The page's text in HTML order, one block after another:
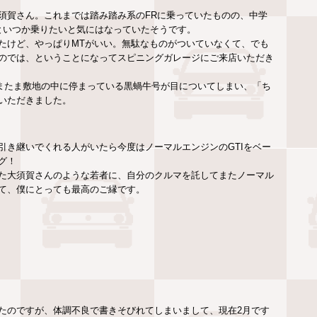
さん。これまでは踏み踏み系のFRに乗っていたものの、中学
つか乗りたいと気にはなっていたそうです。
ど、やっぱりMTがいい。無駄なものがついていなくて、でも
は、ということになってスピニングガレージにご来店いただき
ま敷地の中に停まっている黒蝸牛号が目についてしまい、「ち
だきました。
継いでくれる人がいたら今度はノーマルエンジンのGTIをベー
！
須賀さんのような若者に、自分のクルマを託してまたノーマル
僕にとっても最高のご縁です。
ですが、体調不良で書きそびれてしまいまして、現在2月です